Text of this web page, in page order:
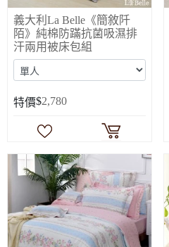
義大利La Belle《簡敘阡
陌》純棉防蹣抗菌吸濕排
汗兩用被床包組
特價$2,780